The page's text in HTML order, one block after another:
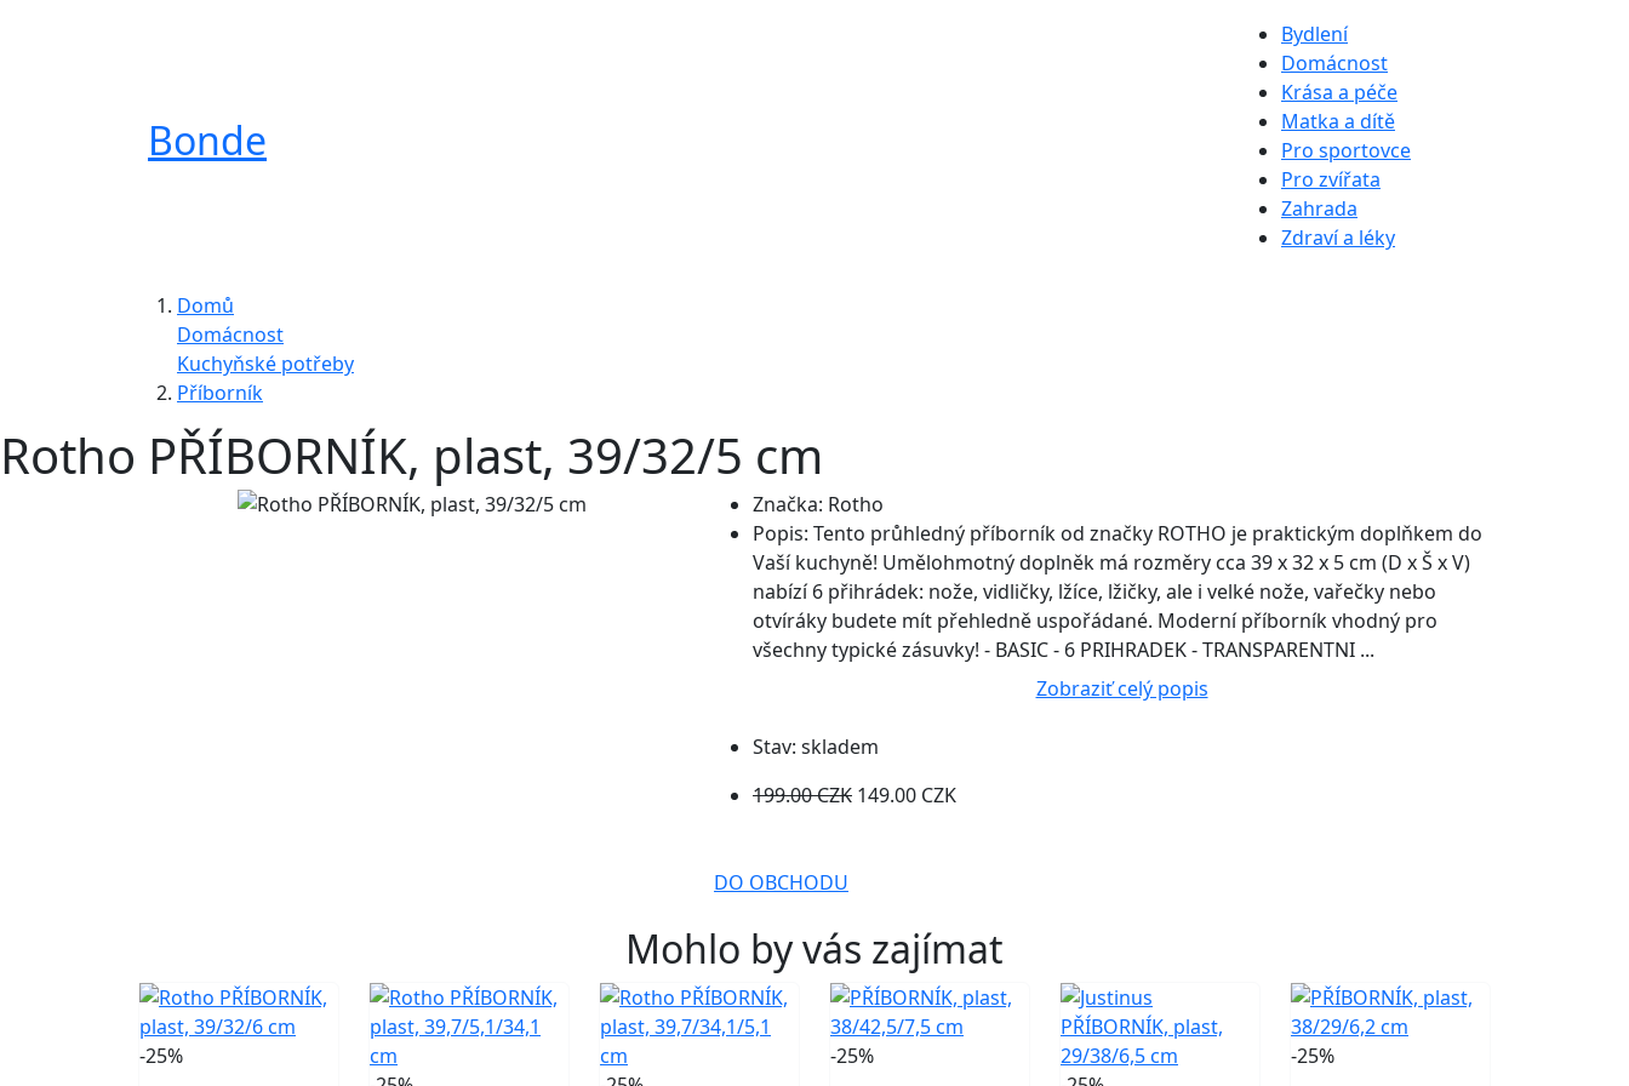
Bonde
Bydlení
Domácnost
Krása a péče
Matka a dítě
Pro sportovce
Pro zvířata
Zahrada
Zdraví a léky
Domů
Domácnost
Kuchyňské potřeby
Příborník
Rotho PŘÍBORNÍK, plast, 39/32/5 cm
Značka: Rotho
Popis: Tento průhledný příborník od značky ROTHO je praktickým doplňkem do
Vaší kuchyně! Umělohmotný doplněk má rozměry cca 39 x 32 x 5 cm (D x Š x V)
nabízí 6 přihrádek: nože, vidličky, lžíce, lžičky, ale i velké nože, vařečky nebo
otvíráky budete mít přehledně uspořádané. Moderní příborník vhodný pro
všechny typické zásuvky! - BASIC - 6 PRIHRADEK - TRANSPARENTNI ...
Zobraziť celý popis
Stav: skladem
199.00 CZK 149.00 CZK
DO OBCHODU
Mohlo by vás zajímat
-25%
-25%
-25%